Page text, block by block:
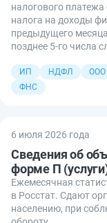
налогового
налога на доходы
предыдущего
позднее 5-го числа
ИП НДФЛ ООО
ФНС
6 июля 2026 года
Сведения об
форме П
Ежемесячная
в Росстат. Сдают
населению, при